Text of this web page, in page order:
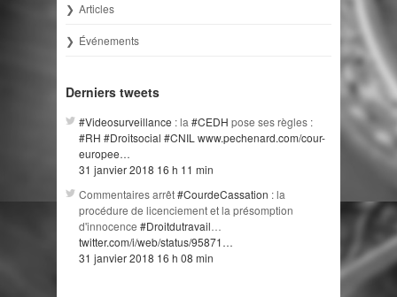
Articles
Événements
Derniers tweets
#Videosurveillance : la #CEDH pose ses règles :
#RH #Droitsocial #CNIL www.pechenard.com/cour-
europee…
31 janvier 2018 16 h 11 min
Commentaires arrêt#CourdeCassation : la
procédure de licenciement et la présomption
d'innocence #Droitdutravail
twitter.com/i/web/status/95871…
31 janvier 2018 16 h 08 min